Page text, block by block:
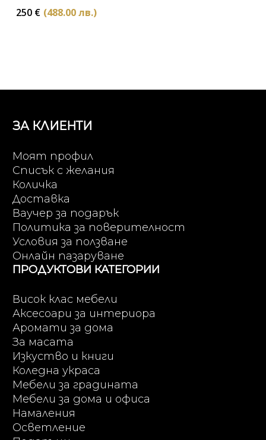
250 € (488.00 лв.)
ЗА КЛИЕНТИ
Моят профил
Списък с желания
Количка
Доставка
Ваучер за подарък
Политика за поверителност
Условия за ползване
Онлайн пазаруване
ПРОДУКТОВИ КАТЕГОРИИ
Висок клас мебели
Аксесоари за интериора
Аромати за дома
За масата
Изкуство и книги
Коледна украса
Мебели за градината
Мебели за дома и офиса
Намаления
Осветление